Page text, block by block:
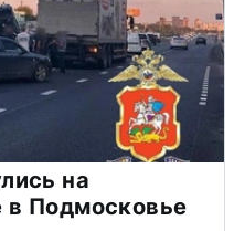
на
Подмосковье